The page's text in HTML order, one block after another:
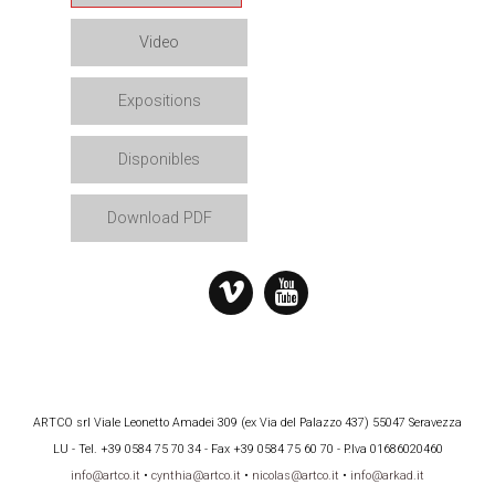
Video
Expositions
Disponibles
Download PDF
ARTCO srl Viale Leonetto Amadei 309 (ex Via del Palazzo 437) 55047 Seravezza
LU - Tel. +39 0584 75 70 34 - Fax +39 0584 75 60 70 - P.Iva 01686020460
info@artco.it • cynthia@artco.it • nicolas@artco.it • info@arkad.it